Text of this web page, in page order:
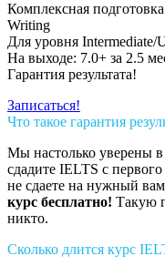
Комплексная
Writing
Для уровня
На выходе: 7.0+ за 2.5
Гарантия результата!
Записаться!
Что такое гарантия
Мы настолько уверены
сдадите IELTS с
не сдаете на нужный
курс бесплатно! Такую
никто.
Сколько длится курс